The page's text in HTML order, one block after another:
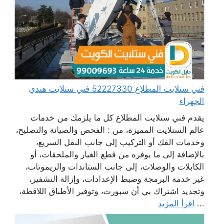
فني ستلايت المطلاع 52227330 فني ستلايت هندي
الجهراء
يقدم فني ستلايت المطلاع كل ما يلزمك من خدمات
عالم الستلايت المميزة، من : الفحص والصيانة والتصليح،
وخدمات الفك أو التركيب إلى جانب النقل السريع،
بالإضافة إلى ما يوفره من قطع الغيار والملحقات، أو
الكابلات والوصلات، إلى جانب الستاندات والريموتات،
غير خدمة البرمجة وضبط الإعدادات، وإزالة التشفير،
وتجديد اشتراك بي أن سبورت، وتوفير الأطباق اللاقطة،
... اقرأ المزيد